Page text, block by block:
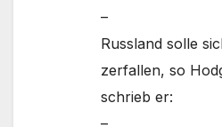
–
Russland solle
zerfallen, so
schrieb er:
–